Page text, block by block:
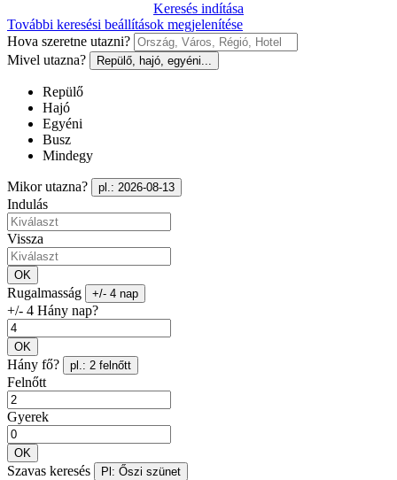
Keresés indítása
További keresési beállítások megjelenítése
Hova szeretne utazni?
Mivel utazna?
Repülő, hajó, egyéni...
Repülő
Hajó
Egyéni
Busz
Mindegy
Mikor utazna? pl.: 2026-08-13
Indulás
Vissza
OK
Rugalmasság +/- 4 nap
+/- 4 Hány nap?
OK
Hány fő? pl.: 2 felnőtt
Felnőtt
Gyerek
OK
Szavas keresés Pl: Őszi szünet